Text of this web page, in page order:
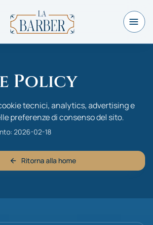
Policy
tecnici, analytics, advertising e
preferenze di consenso del sito.
2026-02-18
Ritorna alla home